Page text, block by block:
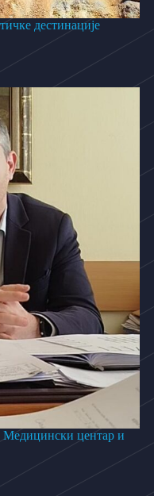
дестинације
центар и